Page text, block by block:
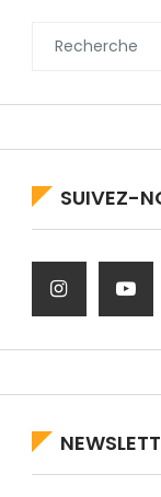
SUIVEZ-